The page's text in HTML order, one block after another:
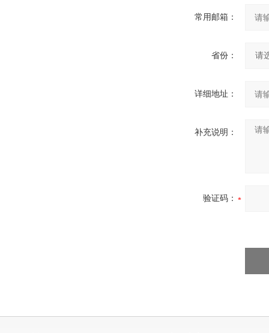
常用邮箱：
省份：
详细地址：
补充说明：
验证码：